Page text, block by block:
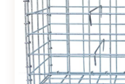
Advies
Blog